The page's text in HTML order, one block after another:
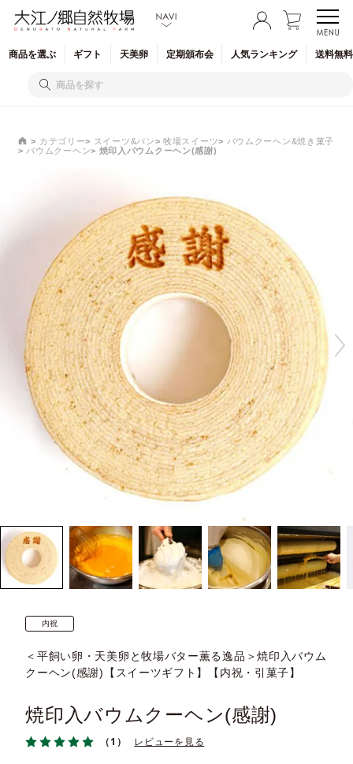
商品を選ぶ ギフト 天美卵 定期頒布会 人気ランキング 送料無
カテゴリー スイーツ&パン 牧場スイーツ
バウムクーヘン&焼き菓子
バウムクーヘン
焼印入バウムクーヘン(感謝)
内祝
＜平飼い卵・天美卵と牧場バター薫る逸品＞焼印入バウム
クーヘン(感謝)【スイーツギフト】【内祝・引菓子】
焼印入バウムクーヘン(感謝)
（1） レビューを見る